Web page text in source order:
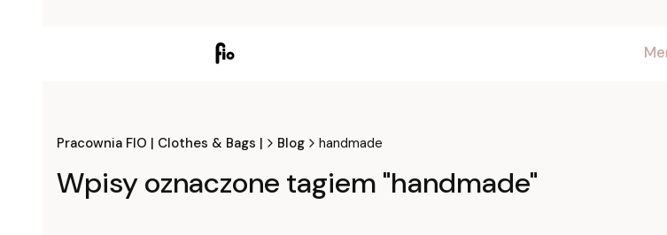
Pracownia FIO | Clothes & Bags | Blog handmade
Wpisy oznaczone tagiem "handmade"